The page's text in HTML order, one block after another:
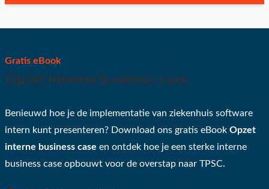
Gratis eBook
Opzet interne business case
Benieuwd hoe je de implementatie van ziekenhuis software
intern kunt presenteren? Download ons gratis eBook Opzet
interne business case en ontdek hoe je een sterke interne
business case opbouwt voor de overstap naar TPSC.